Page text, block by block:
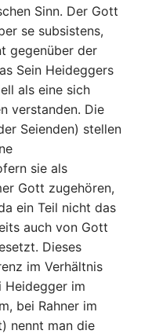
Sinn. Der Gott
se subsistens,
gegenüber der
Sein Heideggers
als eine sich
verstanden. Die
Seienden) stellen
sie als
Gott zugehören,
ein Teil nicht das
auch von Gott
Dieses
im Verhältnis
Heidegger im
bei Rahner im
nennt man die